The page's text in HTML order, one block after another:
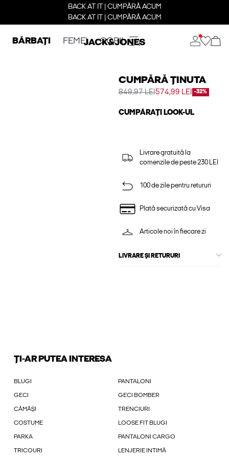
BACK AT IT | CUMPĂRĂ ACUM
BACK AT IT | CUMPĂRĂ ACUM
BĂRBAȚI FEMEI COPII
CUMPĂRĂ ȚINUTA
849,97 LEI574,99 LEI -32%
CUMPĂRAȚI LOOK-UL
Livrare gratuită la
comenzile de peste 230 LEI
100 de zile pentru retururi
Plată securizată cu Visa
Articole noi în fiecare zi
LIVRARE ȘI RETURURI
ȚI-AR PUTEA INTERESA
BLUGI PANTALONI
GECI GECI BOMBER
CĂMĂȘI TRENCIURI
COSTUME LOOSE FIT BLUGI
PARKA PANTALONI CARGO
TRICOURI LENJERIE INTIMĂ